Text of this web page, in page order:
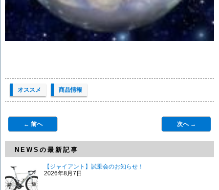
オススメ 商品情報
← 前へ 次へ →
NEWSの最新記事
【ジャイアント】試乗会のお知らせ！
2026年8月7日